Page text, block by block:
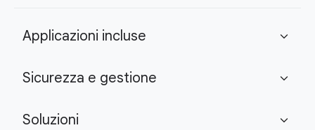
Applicazioni incluse expand_more
Sicurezza e gestione expand_more
Soluzioni expand_more